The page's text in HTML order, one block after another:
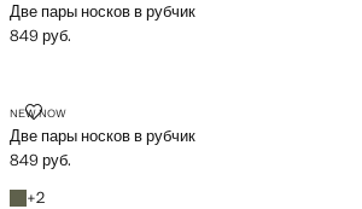
Две пары носков в рубчик
Текущая цена [849 руб. ]
849 руб.
NEW NOW
Две пары носков в рубчик
ДВЕ ПАРЫ НОСКОВ В РУБЧИК
Текущая цена [849 руб. ]
849 руб.
Зеленый лес
+2
+2 цвета